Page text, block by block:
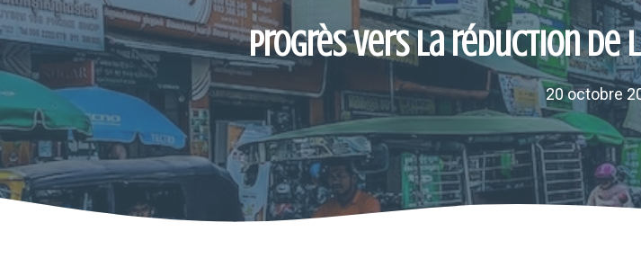
Progrès vers la réduction de
20 octobre